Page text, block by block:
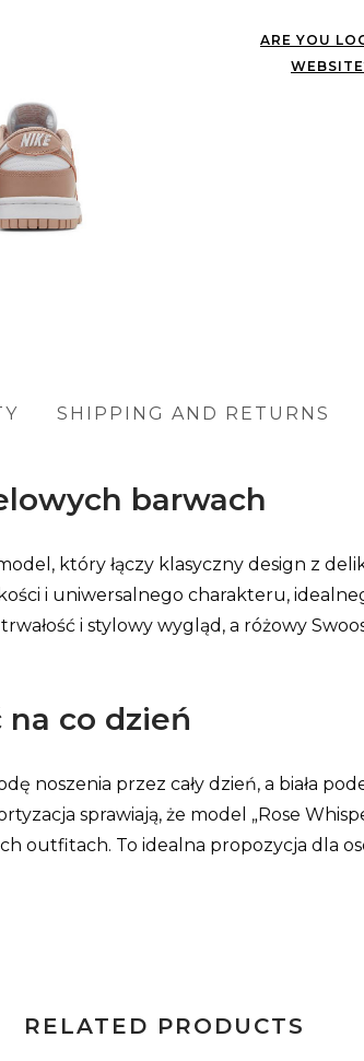
ARE YOU
SHIPPING AND RETURNS
barwach
który łączy klasyczny design z
i uniwersalnego charakteru,
i stylowy wygląd, a różowy
co dzień
noszenia przez cały dzień, a biała
sprawiają, że model „Rose
outfitach. To idealna propozycja dla
RELATED PRODUCTS